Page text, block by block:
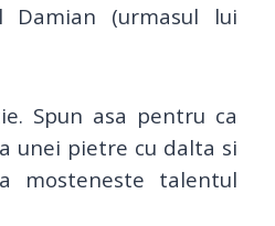
Damian (urmasul lui
Spun asa pentru ca
unei pietre cu dalta si
mosteneste talentul